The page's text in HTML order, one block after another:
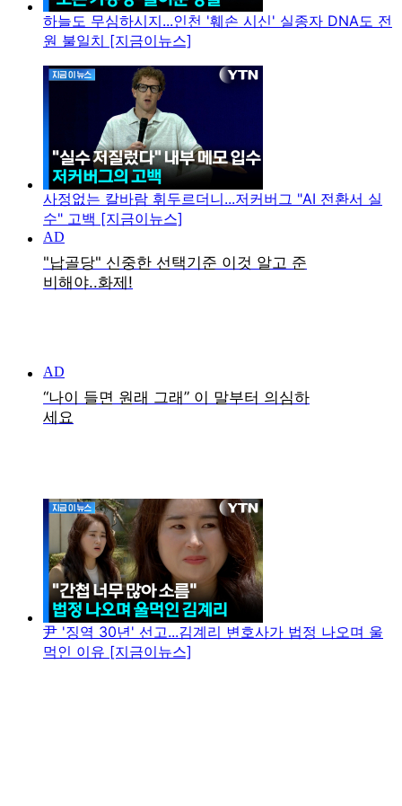
하늘도 무심하시지...인천 '훼손 시신' 실종자 DNA도 전
원 불일치 [지금이뉴스]
사정없는 칼바람 휘두르더니...저커버그 "AI 전환서 실
수" 고백 [지금이뉴스]
尹 '징역 30년' 선고...김계리 변호사가 법정 나오며 울
먹인 이유 [지금이뉴스]